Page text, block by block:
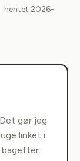
hentet 2026-
gør jeg
linket i